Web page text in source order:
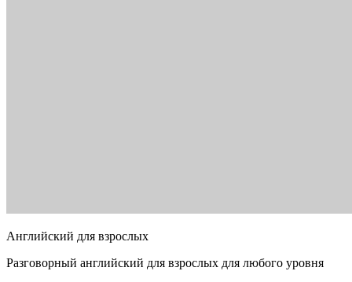
Английский для взрослых
Разговорный английский для взрослых для любого уровня